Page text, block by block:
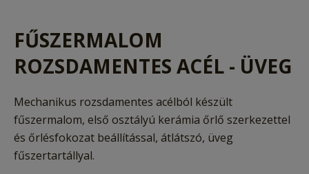
FŰSZERMALOM
ROZSDAMENTES ACÉL - ÜVEG
Mechanikus rozsdamentes acélból készült
fűszermalom, első osztályú kerámia őrlő szerkezettel
és őrlésfokozat beállítással, átlátszó, üveg
fűszertartállyal.